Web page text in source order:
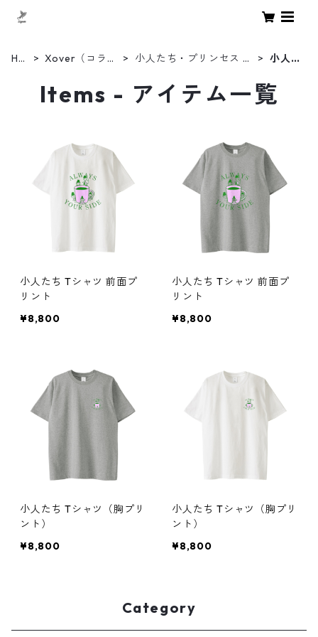
Ho
Xover（コラボ
小人たち・プリンセス by
小人
Items - アイテム一覧
小人たち Tシャツ 前面プ
リント
¥8,800
小人たち Tシャツ 前面プ
リント
¥8,800
小人たち Tシャツ（胸プリ
ント）
¥8,800
小人たち Tシャツ（胸プリ
ント）
¥8,800
Category